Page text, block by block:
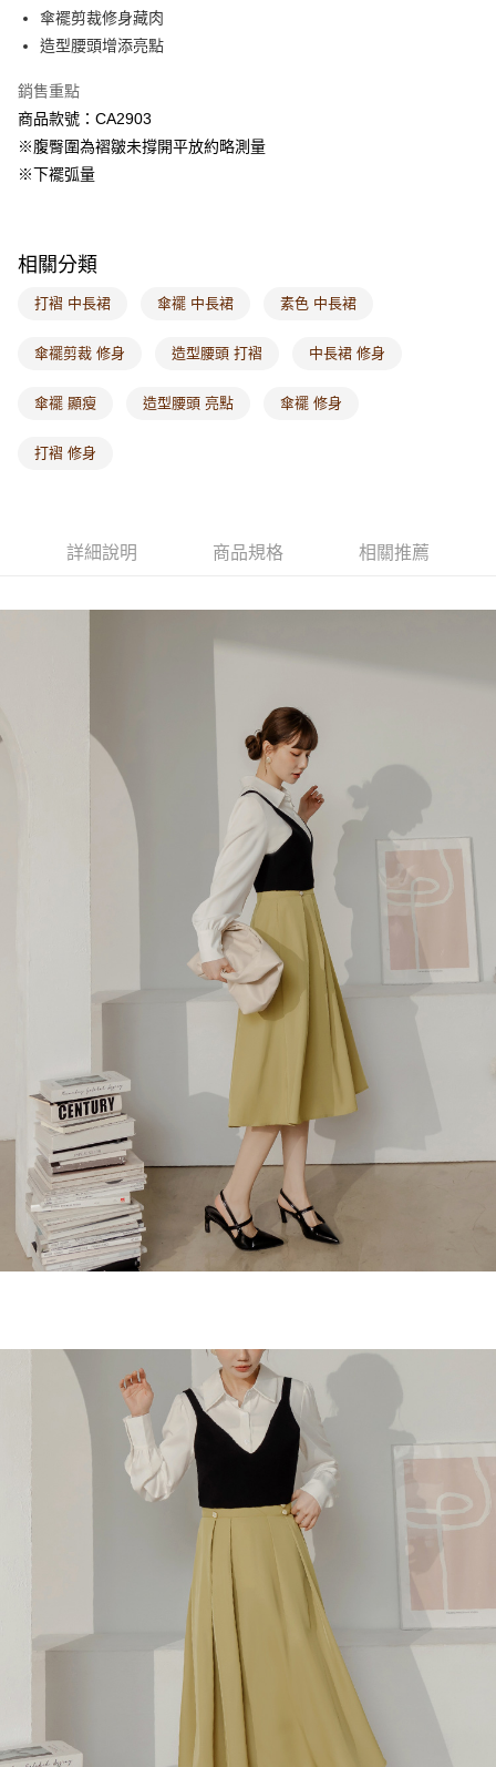
每筆NT$60，滿NT$1,000(含以上)免運費
7-11取貨付款
每筆NT$60，滿NT$1,000(含以上)免運費
付款後7-11取貨
每筆NT$60，滿NT$1,000(含以上)免運費
付款後門市自取
每筆NT$60，滿NT$1,000(含以上)免運費
傘襬剪裁修身藏肉
造型腰頭增添亮點
銷售重點
商品款號：CA2903
※腹臀圍為褶皺未撐開平放約略測量
※下襬弧量
相關分類
打褶 中長裙 傘襬 中長裙 素色 中長裙
傘襬剪裁 修身 造型腰頭 打褶 中長裙 修身
傘襬 顯瘦 造型腰頭 亮點 傘襬 修身
打褶 修身
詳細說明 商品規格 相關推薦